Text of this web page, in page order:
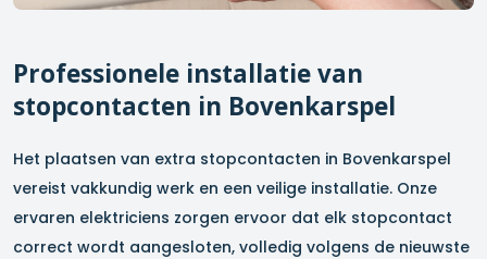
Professionele installatie van
stopcontacten in Bovenkarspel
Het plaatsen van extra stopcontacten in Bovenkarspel
vereist vakkundig werk en een veilige installatie. Onze
ervaren elektriciens zorgen ervoor dat elk stopcontact
correct wordt aangesloten, volledig volgens de nieuwste